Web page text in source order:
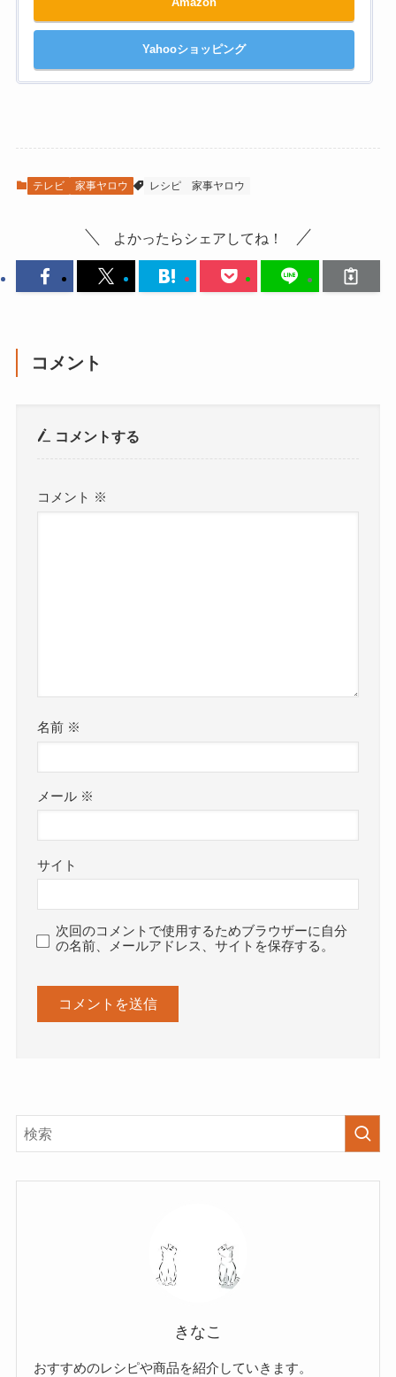
Yahooショッピング
テレビ 家事ヤロウ レシピ 家事ヤロウ
よかったらシェアしてね！
コメント
コメントする
コメント ※
名前 ※
メール ※
サイト
次回のコメントで使用するためブラウザーに自分
の名前、メールアドレス、サイトを保存する。
きなこ
おすすめのレシピや商品を紹介していきます。